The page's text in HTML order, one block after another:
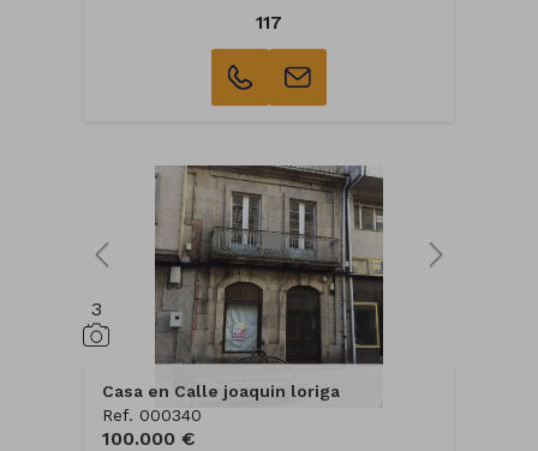
117
3
Casa en Calle joaquin loriga
Ref. 000340
100.000 €